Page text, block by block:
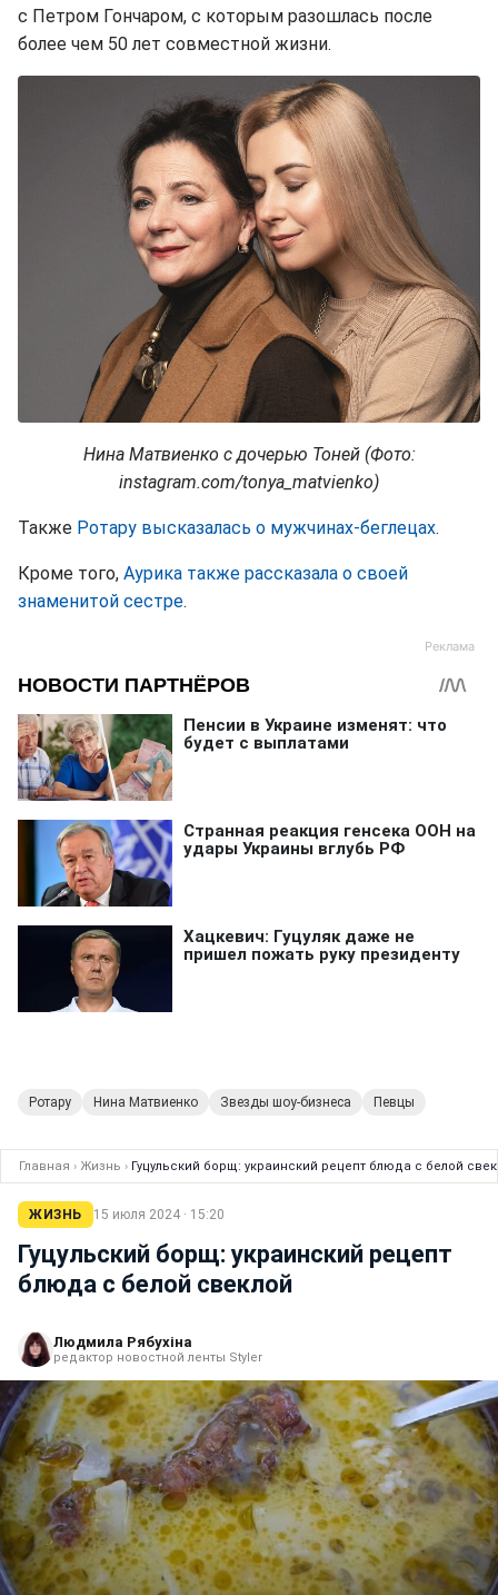
с Петром Гончаром, с которым разошлась после
более чем 50 лет совместной жизни.
Нина Матвиенко с дочерью Тоней (Фото:
instagram.com/tonya_matvienko)
Также Ротару высказалась о мужчинах-беглецах.
Кроме того, Аурика также рассказала о своей
знаменитой сестре.
Ротару Нина Матвиенко Звезды шоу-бизнеса Певцы
Главная › Жизнь › Гуцульский борщ: украинский рецепт блюда с белой
ЖИЗНЬ 15 июля 2024 · 15:20
Гуцульский борщ: украинский рецепт
блюда с белой свеклой
Людмила Рябухіна
редактор новостной ленты Styler